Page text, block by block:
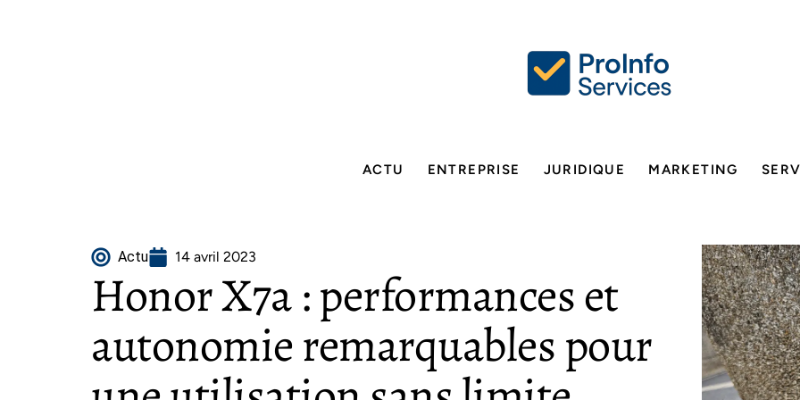
ACTU ENTREPRISE JURIDIQUE MARKETING
Actu 14 avril 2023
Honor X7a : performances et
autonomie remarquables pour